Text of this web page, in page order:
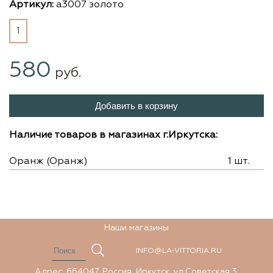
Артикул: а3007 золото
1
580 руб.
Добавить в корзину
Наличие товаров в магазинах г.Иркутска:
Оранж (Оранж) 1 шт.
Наши магазины
INFO@LA-VITTORIA.RU